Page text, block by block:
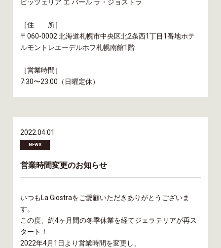
ピッツェリア エ バール ラ・ジョストラ
［住 所］
〒060-0002 北海道札幌市中央区北2条西1丁目1番地ホテ
ルモントレエーデルホフ札幌南館1階
［営業時間］
7:30〜23:00（日曜定休）
2022.04.01
NEWS
営業時間変更のお知らせ
いつもLa Giostraをご愛顧いただきありがとうございま
す。
この度、約4ヶ月間の冬季休業を経てジェラテリアが再ス
タート！
2022年4月1日より営業時間を変更し、